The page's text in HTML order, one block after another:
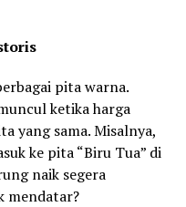
pita warna.
ketika harga
yang sama. Misalnya,
ke pita “Biru Tua” di
naik segera
mendatar?